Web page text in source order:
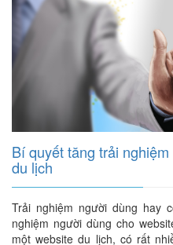
Bí quyết tăng trải
du lịch
Trải nghiệm người dùng hay
nghiệm người dùng cho
một website du lịch, có rất